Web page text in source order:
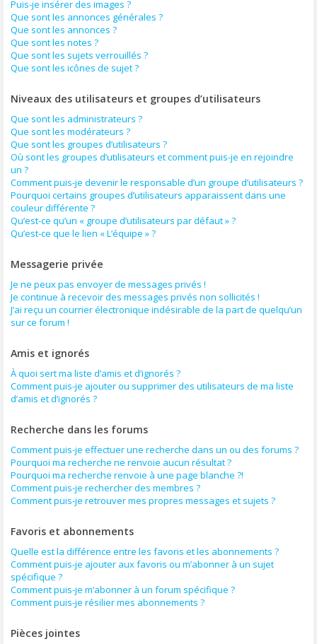
Puis-je insérer des images ?
Que sont les annonces générales ?
Que sont les annonces ?
Que sont les notes ?
Que sont les sujets verrouillés ?
Que sont les icônes de sujet ?
Niveaux des utilisateurs et groupes d’utilisateurs
Que sont les administrateurs ?
Que sont les modérateurs ?
Que sont les groupes d’utilisateurs ?
Où sont les groupes d’utilisateurs et comment puis-je en rejoindre
un ?
Comment puis-je devenir le responsable d’un groupe d’utilisateurs ?
Pourquoi certains groupes d’utilisateurs apparaissent dans une
couleur différente ?
Qu’est-ce qu’un « groupe d’utilisateurs par défaut » ?
Qu’est-ce que le lien « L’équipe » ?
Messagerie privée
Je ne peux pas envoyer de messages privés !
Je continue à recevoir des messages privés non sollicités !
J’ai reçu un courrier électronique indésirable de la part de quelqu’un
sur ce forum !
Amis et ignorés
À quoi sert ma liste d’amis et d’ignorés ?
Comment puis-je ajouter ou supprimer des utilisateurs de ma liste
d’amis et d’ignorés ?
Recherche dans les forums
Comment puis-je effectuer une recherche dans un ou des forums ?
Pourquoi ma recherche ne renvoie aucun résultat ?
Pourquoi ma recherche renvoie à une page blanche ?!
Comment puis-je rechercher des membres ?
Comment puis-je retrouver mes propres messages et sujets ?
Favoris et abonnements
Quelle est la différence entre les favoris et les abonnements ?
Comment puis-je ajouter aux favoris ou m’abonner à un sujet
spécifique ?
Comment puis-je m’abonner à un forum spécifique ?
Comment puis-je résilier mes abonnements ?
Pièces jointes